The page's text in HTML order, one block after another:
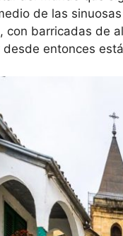
de las
con barricadas de
desde entonces